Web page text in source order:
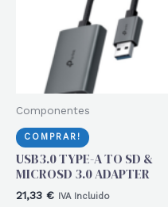
Componentes
COMPRAR!
USB3.0 TYPE-A TO SD &
MICROSD 3.0 ADAPTER
21,33 € IVA Incluido